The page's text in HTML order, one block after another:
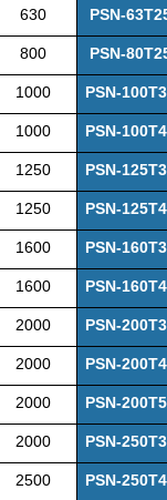
PSN-
630
PSN-
800
PSN-
1000
PSN-
1000
PSN-
1250
PSN-
1250
PSN-
1600
PSN-
1600
PSN-
2000
PSN-
2000
PSN-
2000
PSN-
2000
PSN-
2500